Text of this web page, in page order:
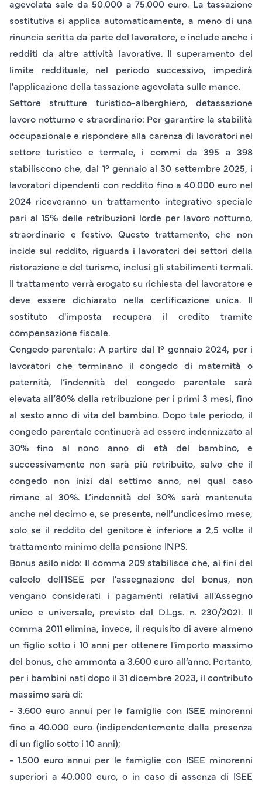
agevolata sale da 50.000 a 75.000 euro. La tassazione
sostitutiva si applica automaticamente, a meno di una
rinuncia scritta da parte del lavoratore, e include anche i
redditi da altre attività lavorative. Il superamento del
limite reddituale, nel periodo successivo, impedirà
l'applicazione della tassazione agevolata sulle mance.
Settore strutture turistico-alberghiero, detassazione
lavoro notturno e straordinario: Per garantire la stabilità
occupazionale e rispondere alla carenza di lavoratori nel
settore turistico e termale, i commi da 395 a 398
stabiliscono che, dal 1° gennaio al 30 settembre 2025, i
lavoratori dipendenti con reddito fino a 40.000 euro nel
2024 riceveranno un trattamento integrativo speciale
pari al 15% delle retribuzioni lorde per lavoro notturno,
straordinario e festivo. Questo trattamento, che non
incide sul reddito, riguarda i lavoratori dei settori della
ristorazione e del turismo, inclusi gli stabilimenti termali.
Il trattamento verrà erogato su richiesta del lavoratore e
deve essere dichiarato nella certificazione unica. Il
sostituto d'imposta recupera il credito tramite
compensazione fiscale.
Congedo parentale: A partire dal 1° gennaio 2024, per i
lavoratori che terminano il congedo di maternità o
paternità, l’indennità del congedo parentale sarà
elevata all’80% della retribuzione per i primi 3 mesi, fino
al sesto anno di vita del bambino. Dopo tale periodo, il
congedo parentale continuerà ad essere indennizzato al
30% fino al nono anno di età del bambino, e
successivamente non sarà più retribuito, salvo che il
congedo non inizi dal settimo anno, nel qual caso
rimane al 30%. L’indennità del 30% sarà mantenuta
anche nel decimo e, se presente, nell’undicesimo mese,
solo se il reddito del genitore è inferiore a 2,5 volte il
trattamento minimo della pensione INPS.
Bonus asilo nido: Il comma 209 stabilisce che, ai fini del
calcolo dell'ISEE per l'assegnazione del bonus, non
vengano considerati i pagamenti relativi all'Assegno
unico e universale, previsto dal D.Lgs. n. 230/2021. Il
comma 2011 elimina, invece, il requisito di avere almeno
un figlio sotto i 10 anni per ottenere l'importo massimo
del bonus, che ammonta a 3.600 euro all’anno. Pertanto,
per i bambini nati dopo il 31 dicembre 2023, il contributo
massimo sarà di:
- 3.600 euro annui per le famiglie con ISEE minorenni
fino a 40.000 euro (indipendentemente dalla presenza
di un figlio sotto i 10 anni);
- 1.500 euro annui per le famiglie con ISEE minorenni
superiori a 40.000 euro, o in caso di assenza di ISEE